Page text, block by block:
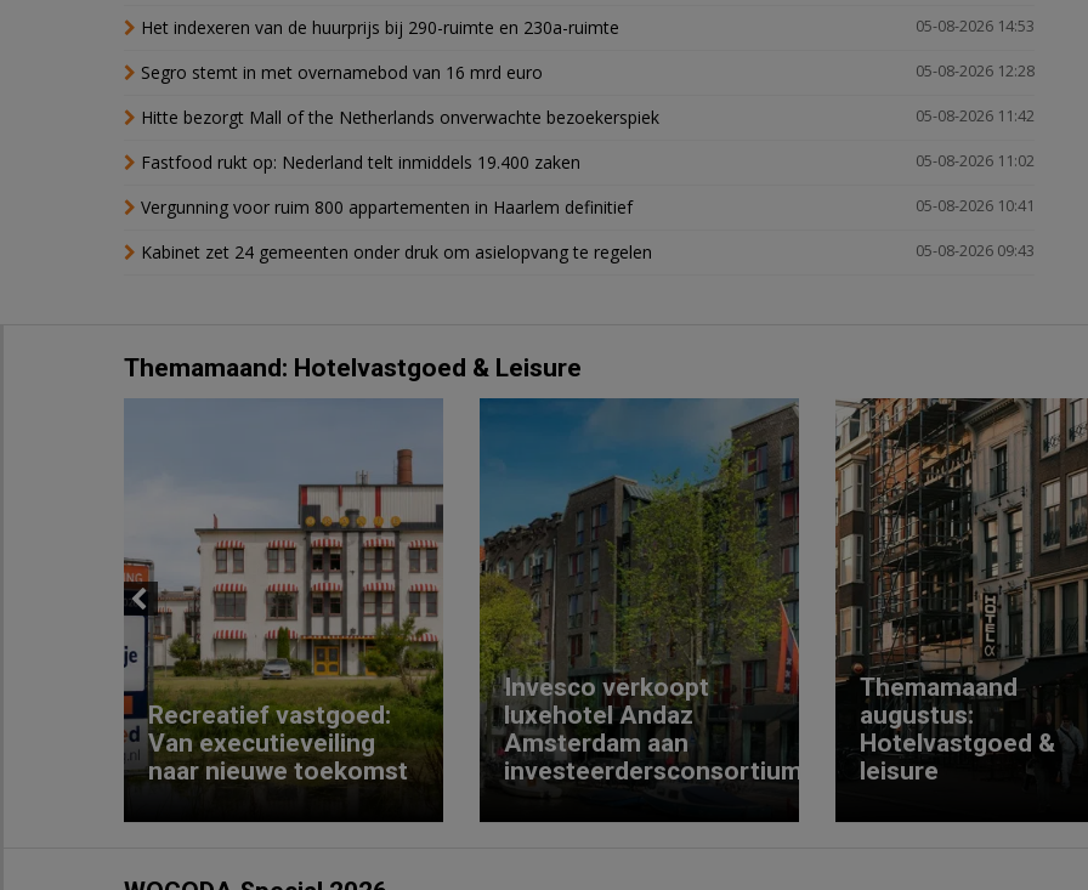
05-08-2026 14:53
Het indexeren van de huurprijs bij 290-ruimte en 230a-ruimte
05-08-2026 12:28
Segro stemt in met overnamebod van 16 mrd euro
05-08-2026 11:42
Hitte bezorgt Mall of the Netherlands onverwachte bezoekerspiek
05-08-2026 11:02
Fastfood rukt op: Nederland telt inmiddels 19.400 zaken
05-08-2026 10:41
Vergunning voor ruim 800 appartementen in Haarlem definitief
05-08-2026 09:43
Kabinet zet 24 gemeenten onder druk om asielopvang te regelen
Themamaand: Hotelvastgoed & Leisure
Previous
Recreatief vastgoed:
Van executieveiling
naar nieuwe toekomst
Invesco verkoopt
luxehotel Andaz
Amsterdam aan
investeerdersconsortium
Themamaand
augustus:
Hotelvastgoed &
leisure